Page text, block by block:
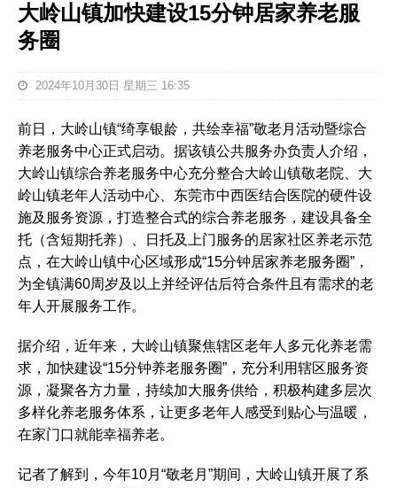
大岭山镇加快建设15分钟居家养老服
务圈
2024年10月30日 星期三 16:35
前日，大岭山镇“绮享银龄，共绘幸福”敬老月活动暨综合
养老服务中心正式启动。据该镇公共服务办负责人介绍，
大岭山镇综合养老服务中心充分整合大岭山镇敬老院、大
岭山镇老年人活动中心、东莞市中西医结合医院的硬件设
施及服务资源，打造整合式的综合养老服务，建设具备全
托（含短期托养）、日托及上门服务的居家社区养老示范
点，在大岭山镇中心区域形成“15分钟居家养老服务圈”，
为全镇满60周岁及以上并经评估后符合条件且有需求的老
年人开展服务工作。
据介绍，近年来，大岭山镇聚焦辖区老年人多元化养老需
求，加快建设“15分钟养老服务圈”，充分利用辖区服务资
源，凝聚各方力量，持续加大服务供给，积极构建多层次
多样化养老服务体系，让更多老年人感受到贴心与温暖，
在家门口就能幸福养老。
记者了解到，今年10月“敬老月”期间，大岭山镇开展了系